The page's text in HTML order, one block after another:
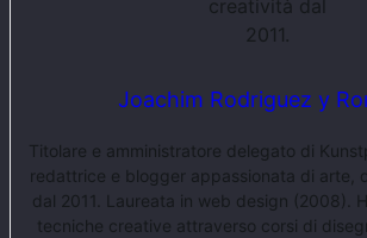
Joachim Rodriguez y
Titolare e amministratore delegato di
redattrice e blogger appassionata di arte,
dal 2011. Laureata in web design (2008).
tecniche creative attraverso corsi di